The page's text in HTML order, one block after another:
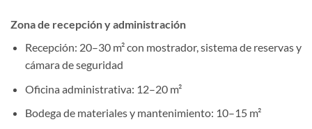
Zona de recepción y administración
Recepción: 20–30 m² con mostrador, sistema de reservas y
cámara de seguridad
Oficina administrativa: 12–20 m²
Bodega de materiales y mantenimiento: 10–15 m²